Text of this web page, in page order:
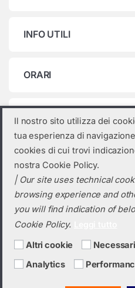
INFO UTILI
ORARI
Categorie prodotto
Seleziona una categoria
Hai bisogno di
+39
Il nostro sito utilizza dei
tua esperienza di
cookies di cui trovi
nostra Cookie Policy.
| Our site uses technical
browsing experience and
you will find indication of
Cookie Policy.
Altri cookie Necessari
Analytics